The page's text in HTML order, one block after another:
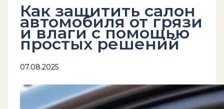
Как защитить салон
автомобиля от грязи
и влаги с помощью
простых решений
07.08.2025